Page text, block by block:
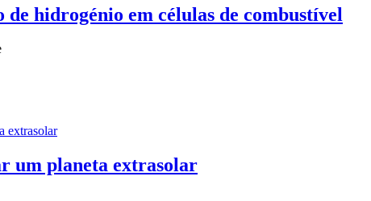
de hidrogénio em células de combustível
um planeta extrasolar